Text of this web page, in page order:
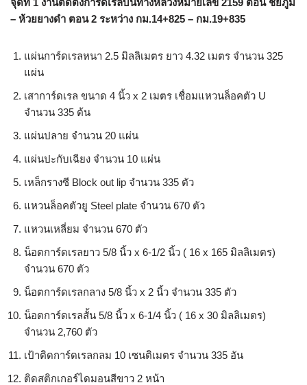
– ห้วยยางดำ ตอน 2 ระหว่าง กม.14+825 – กม.19+835
แผ่นการ์ดเรลหนา 2.5 มิลลิเมตร ยาว 4.32 เมตร จำนวน 325
แผ่น
เสาการ์ดเรล ขนาด 4 นิ้ว x 2 เมตร เชื่อมแหวนล็อคตัว U
จำนวน 335 ต้น
แผ่นปลาย จำนวน 20 แผ่น
แผ่นปะกับเฉียง จำนวน 10 แผ่น
เหล็กรางซี Block out lip จำนวน 335 ตัว
แหวนล็อคตัวยู Steel plate จำนวน 670 ตัว
แหวนเหลี่ยม จำนวน 670 ตัว
น็อตการ์ดเรลยาว 5/8 นิ้ว x 6-1/2 นิ้ว ( 16 x 165 มิลลิเมตร)
จำนวน 670 ตัว
น็อตการ์ดเรลกลาง 5/8 นิ้ว x 2 นิ้ว จำนวน 335 ตัว
น็อตการ์ดเรลสั้น 5/8 นิ้ว x 6-1/4 นิ้ว ( 16 x 30 มิลลิเมตร)
จำนวน 2,760 ตัว
เป้าติดการ์ดเรลกลม 10 เซนติเมตร จำนวน 335 อัน
ติดสติกเกอร์ไดมอนสีขาว 2 หน้า